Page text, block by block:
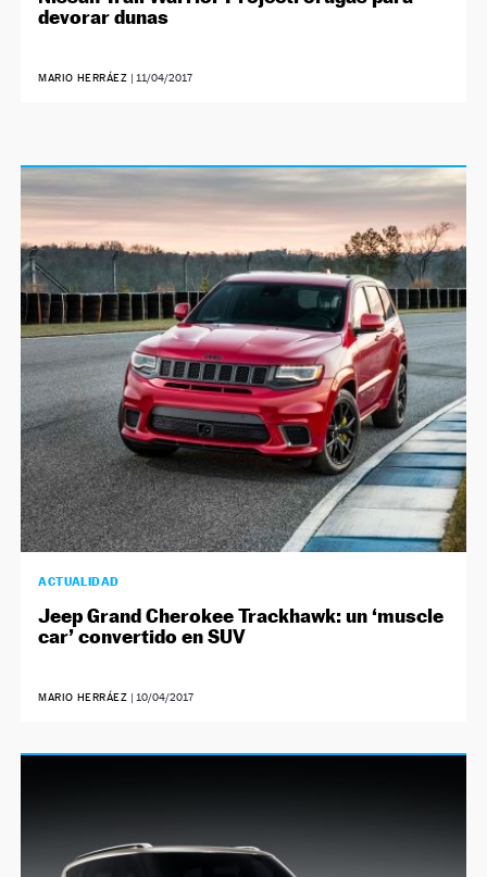
devorar dunas
MARIO HERRÁEZ | 11/04/2017
ACTUALIDAD
Jeep Grand Cherokee Trackhawk: un ‘muscle
car’ convertido en SUV
MARIO HERRÁEZ | 10/04/2017